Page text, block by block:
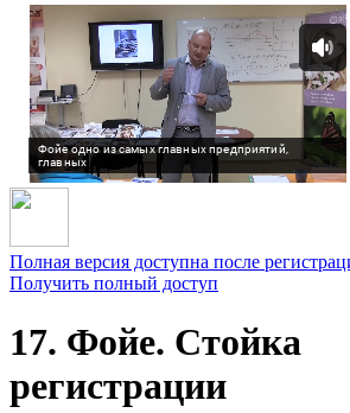
Полная версия доступна после
Получить полный доступ
17. Фойе. Стойка
регистрации